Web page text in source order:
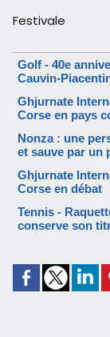
Festivale
Golf - 40e
Cauvin-
Ghjurnate
Corse en pays
Nonza : une
et sauve par un
Ghjurnate
Corse en débat
Tennis -
conserve son